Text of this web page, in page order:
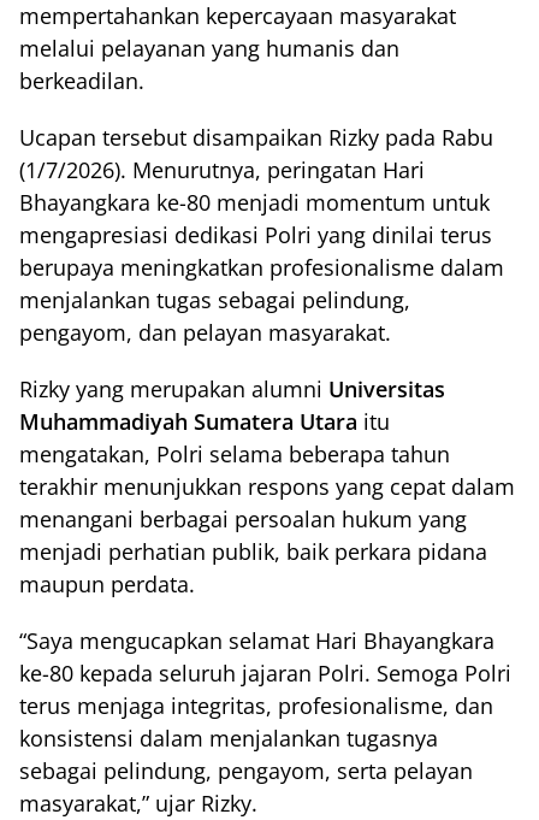
mempertahankan kepercayaan masyarakat
melalui pelayanan yang humanis dan
berkeadilan.
Ucapan tersebut disampaikan Rizky pada Rabu
(1/7/2026). Menurutnya, peringatan Hari
Bhayangkara ke-80 menjadi momentum untuk
mengapresiasi dedikasi Polri yang dinilai terus
berupaya meningkatkan profesionalisme dalam
menjalankan tugas sebagai pelindung,
pengayom, dan pelayan masyarakat.
Rizky yang merupakan alumni Universitas
Muhammadiyah Sumatera Utara itu
mengatakan, Polri selama beberapa tahun
terakhir menunjukkan respons yang cepat dalam
menangani berbagai persoalan hukum yang
menjadi perhatian publik, baik perkara pidana
maupun perdata.
“Saya mengucapkan selamat Hari Bhayangkara
ke-80 kepada seluruh jajaran Polri. Semoga Polri
terus menjaga integritas, profesionalisme, dan
konsistensi dalam menjalankan tugasnya
sebagai pelindung, pengayom, serta pelayan
masyarakat,” ujar Rizky.